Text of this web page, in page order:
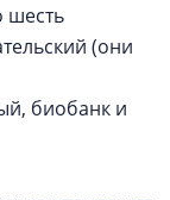
шесть
(они
биобанк и